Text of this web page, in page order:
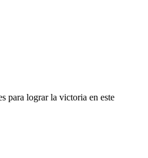
para lograr la victoria en este